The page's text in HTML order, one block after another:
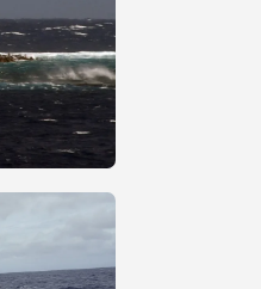
熊本キャンパス